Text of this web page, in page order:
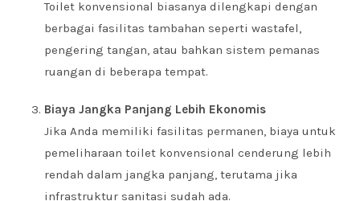
Toilet konvensional biasanya dilengkapi dengan
berbagai fasilitas tambahan seperti wastafel,
pengering tangan, atau bahkan sistem pemanas
ruangan di beberapa tempat.
Biaya Jangka Panjang Lebih Ekonomis
Jika Anda memiliki fasilitas permanen, biaya untuk
pemeliharaan toilet konvensional cenderung lebih
rendah dalam jangka panjang, terutama jika
infrastruktur sanitasi sudah ada.